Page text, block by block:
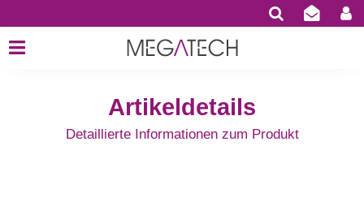
Artikeldetails
Detaillierte Informationen zum Produkt